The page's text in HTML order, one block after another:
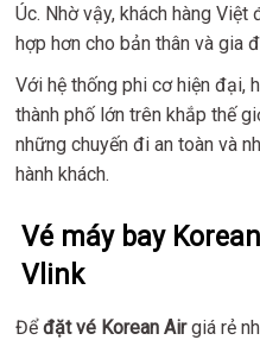
Úc. Nhờ vậy, khách hàng
hợp hơn cho bản thân và gia
Với hệ thống phi cơ hiện đại,
thành phố lớn trên khắp thế
những chuyến đi an toàn và
hành khách.
Vé máy bay
Vlink
Đểđặt vé Korean Airgiá rẻ